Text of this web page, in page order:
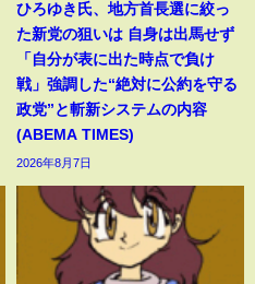
ひろゆき氏、地方首長選に絞っ
た新党の狙いは 自身は出馬せず
「自分が表に出た時点で負け
戦」強調した“絶対に公約を守る
政党”と斬新システムの内容
(ABEMA TIMES)
2026年8月7日